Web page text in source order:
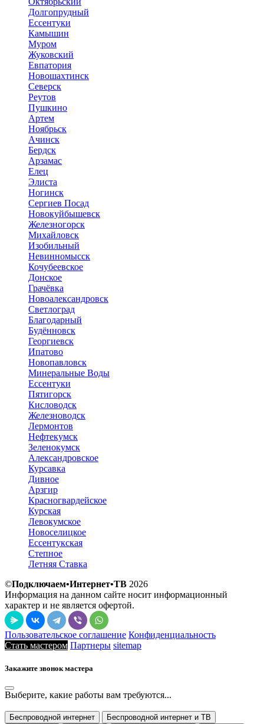
Долгопрудный
Ессентуки
Камышин
Муром
Жуковский
Евпатория
Новошахтинск
Северск
Реутов
Пушкино
Артем
Ноябрьск
Ачинск
Бердск
Арзамас
Елец
Элиста
Ногинск
Сергиев Посад
Новокуйбышевск
Железногорск
Михайловск
Изобильный
Невинномысск
Кочубеевское
Донское
Грачёвка
Новоалександровск
Светлоград
Благодарный
Будённовск
Георгиевск
Ипатово
Новопавловск
Минеральные Воды
Ессентуки
Пятигорск
Кисловодск
Железноводск
Лермонтов
Нефтекумск
Зеленокумск
Александровское
Курсавка
Дивное
Арзгир
Красногвардейское
Курская
Левокумское
Новоселицкое
Ессентукская
Степное
Летняя Ставка
©Подключаем•Интернет•ТВ 2026
Информация на данном сайте носит информационный
характер и не является офертой.
Пользовательское соглашение Конфиденциальность
Стать мастером Партнеры sitemap
Закажите звонок мастера
Выберите, какие работы вам требуются...
Беспроводной интернет Беспроводной интернет и ТВ